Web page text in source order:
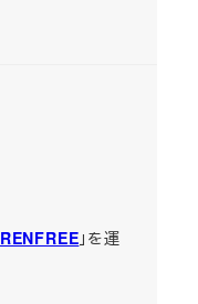
RENFREE 」を運